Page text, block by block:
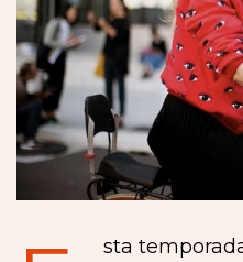
sta